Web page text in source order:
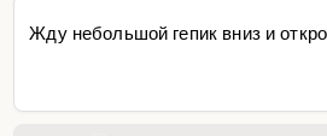
Жду небольшой гепик вниз и